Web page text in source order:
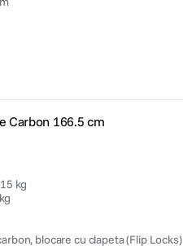
Carbon 166.5 cm
kg
blocare cu clapeta (Flip Locks)